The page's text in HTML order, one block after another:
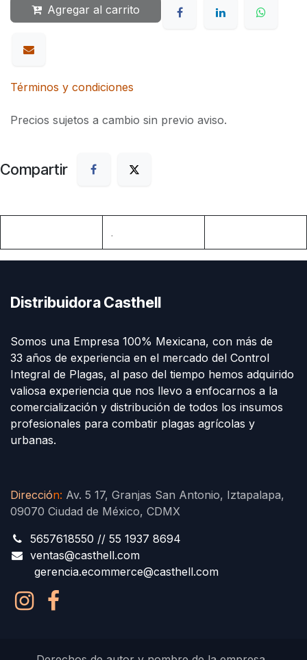
Agregar al carrito
Términos y condiciones
Precios sujetos a cambio sin previo aviso.
Compartir
.
Distribuidora Casthell
Somos una Empresa 100% Mexicana, con más de
33 años de experiencia en el mercado del Control
Integral de Plagas, al paso del tiempo hemos adquirido
valiosa experiencia que nos llevo a enfocarnos a la
comercialización y distribución de todos los insumos
profesionales para combatir plagas agrícolas y
urbanas.
Dirección: Av. 5 17, Granjas San Antonio, Iztapalapa,
09070 Ciudad de México, CDMX
5657618550 // 55 1937 8694
ventas@casthell.com
gerencia.ecommerce@casthell.com